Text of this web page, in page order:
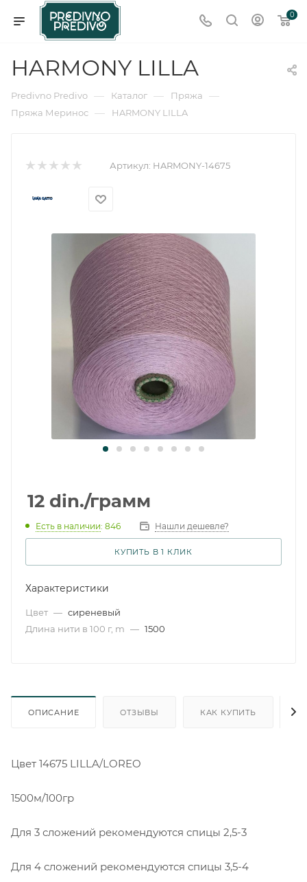
0
HARMONY LILLA
Predivno Predivo — Каталог — Пряжа —
Пряжа Меринос — HARMONY LILLA
Артикул: HARMONY-14675
12 din./грамм
Есть в наличии: 846 Нашли дешевле?
КУПИТЬ В 1 КЛИК
Характеристики
Цвет — сиреневый
Длина нити в 100 г, m — 1500
ОПИСАНИЕ ОТЗЫВЫ КАК КУПИТЬ
Цвет 14675 LILLA/LOREO
1500м/100гр
Для 3 сложений рекомендуются спицы 2,5-3
Для 4 сложений рекомендуются спицы 3,5-4